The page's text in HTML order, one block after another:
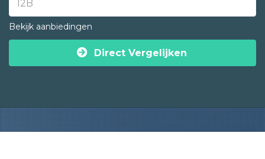
Bekijk aanbiedingen
Direct Vergelijken